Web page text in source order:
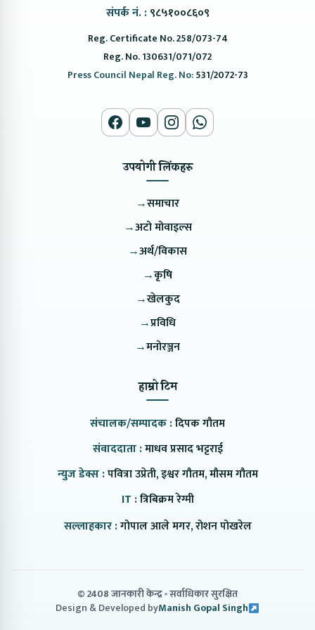
संपर्क नं. : ९८५१००८६०९
Reg. Certificate No. 258/073-74
Reg. No. 130631/071/072
Press Council Nepal Reg. No:531/2072-73
उपयोगी लिंकहरु
→समाचार
→अटो मोवाइल्स
→अर्थ/विकास
→कृषि
→खेलकुद
→प्रविधि
→मनोरञ्जन
हाम्रो टिम
संचालक/सम्पादक :दिपक गौतम
संवाददाता :माधव प्रसाद भट्टराई
न्युज डेक्स :पवित्रा उप्रेती, इश्वर गौतम, मौसम गौतम
IT :त्रिबिक्रम रेग्मी
सल्लाहकार :गोपाल आले मगर, रोशन पोखरेल
© 2408 जानकारी केन्द्र सर्वाधिकार सुरक्षित
Design & Developed byManish Gopal Singh